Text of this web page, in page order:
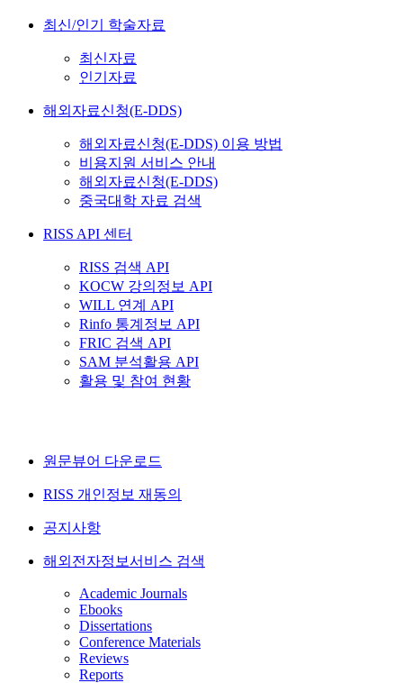
최신/인기 학술자료
최신자료
인기자료
해외자료신청(E-DDS)
해외자료신청(E-DDS) 이용 방법
비용지원 서비스 안내
해외자료신청(E-DDS)
중국대학 자료 검색
RISS API 센터
RISS 검색 API
KOCW 강의정보 API
WILL 연계 API
Rinfo 통계정보 API
FRIC 검색 API
SAM 분석활용 API
활용 및 참여 현황
원문뷰어 다운로드
RISS 개인정보 재동의
공지사항
해외전자정보서비스 검색
Academic Journals
Ebooks
Dissertations
Conference Materials
Reviews
Reports